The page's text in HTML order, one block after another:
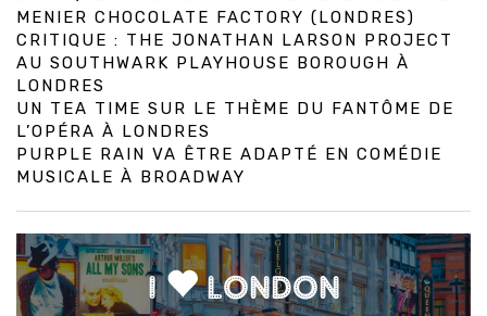
MENIER CHOCOLATE FACTORY (LONDRES)
CRITIQUE : THE JONATHAN LARSON PROJECT
AU SOUTHWARK PLAYHOUSE BOROUGH À
LONDRES
UN TEA TIME SUR LE THÈME DU FANTÔME DE
L’OPÉRA À LONDRES
PURPLE RAIN VA ÊTRE ADAPTÉ EN COMÉDIE
MUSICALE À BROADWAY
I LONDON